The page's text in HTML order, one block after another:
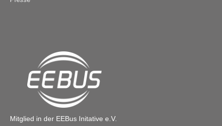
Mitglied in der EEBus Initative e.V.